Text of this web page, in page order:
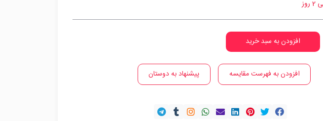
افزودن به سبد خرید
افزودن به فهرست مقایسه پیشنهاد به دوستان